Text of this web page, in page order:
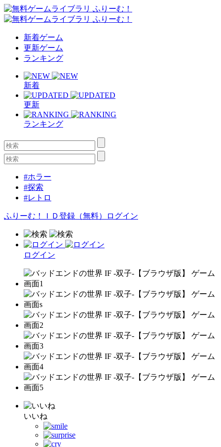
新着ゲーム
更新ゲーム
ランキング
新着
更新
ランキング
#ホラー
#探索
#レトロ
ふりーむ！ＩＤ登録（無料） ログイン
ログイン
いいね